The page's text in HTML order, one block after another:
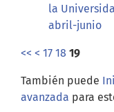
la
abril-junio
<< < 17 18 19
También puede
avanzada para